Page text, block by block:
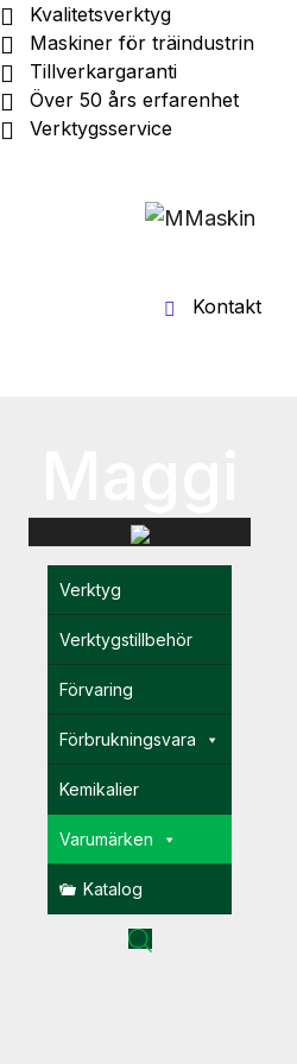
Kvalitetsverktyg
Maskiner för träindustrin
Tillverkargaranti
Över 50 års erfarenhet
Verktygsservice
Kontakt
Verktyg
Verktygstillbehör
Förvaring
Förbrukningsvara
Kemikalier
Varumärken
Katalog